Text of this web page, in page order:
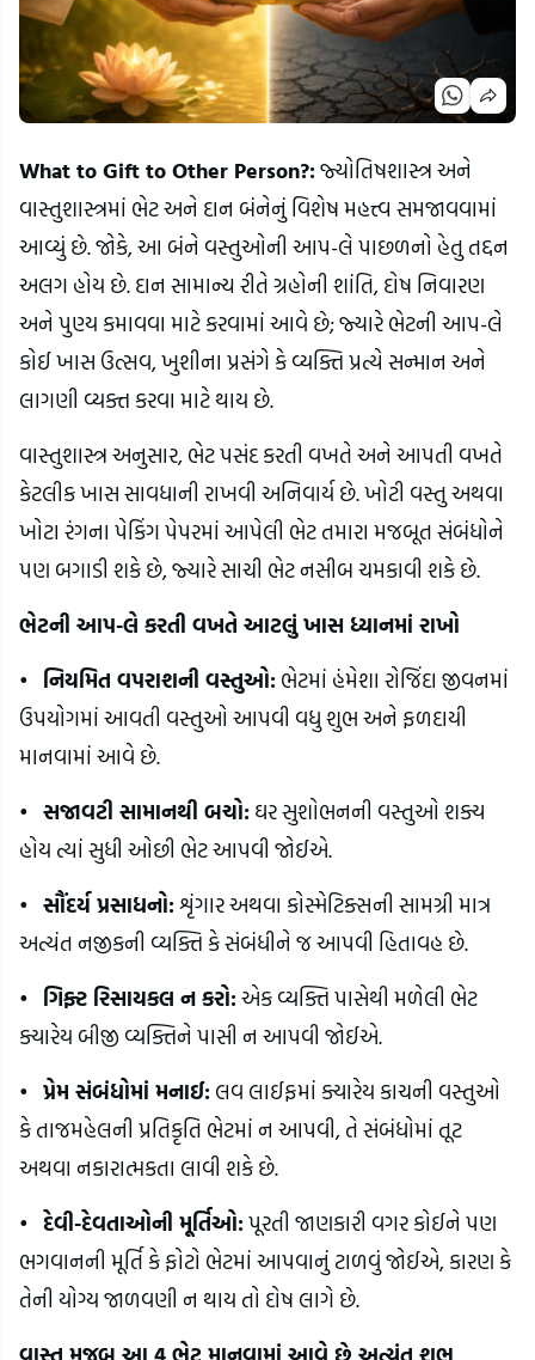
What to Gift to Other Person?:જ્યોતિષશાસ્ત્ર અને
વાસ્તુશાસ્ત્રમાં ભેટ અને દાન બંનેનું વિશેષ મહત્ત્વ સમજાવવામાં
આવ્યું છે. જોકે, આ બંને વસ્તુઓની આપ-લે પાછળનો હેતુ તદ્દન
અલગ હોય છે. દાન સામાન્ય રીતે ગ્રહોની શાંતિ, દોષ નિવારણ
અને પુણ્ય કમાવવા માટે કરવામાં આવે છે; જ્યારે ભેટની આપ-લે
કોઈ ખાસ ઉત્સવ, ખુશીના પ્રસંગે કે વ્યક્તિ પ્રત્યે સન્માન અને
લાગણી વ્યક્ત કરવા માટે થાય છે.
વાસ્તુશાસ્ત્ર અનુસાર, ભેટ પસંદ કરતી વખતે અને આપતી વખતે
કેટલીક ખાસ સાવધાની રાખવી અનિવાર્ય છે. ખોટી વસ્તુ અથવા
ખોટા રંગના પેકિંગ પેપરમાં આપેલી ભેટ તમારા મજબૂત સંબંધોને
પણ બગાડી શકે છે, જ્યારે સાચી ભેટ નસીબ ચમકાવી શકે છે.
ભેટની આપ-લે કરતી વખતે આટલું ખાસ ધ્યાનમાં રાખો
• નિયમિત વપરાશની વસ્તુઓ:ભેટમાં હંમેશા રોજિંદા જીવનમાં
ઉપયોગમાં આવતી વસ્તુઓ આપવી વધુ શુભ અને ફળદાયી
માનવામાં આવે છે.
• સજાવટી સામાનથી બચો:ઘર સુશોભનની વસ્તુઓ શક્ય
હોય ત્યાં સુધી ઓછી ભેટ આપવી જોઈએ.
• સૌંદર્ય પ્રસાધનો:શૃંગાર અથવા કોસ્મેટિક્સની સામગ્રી માત્ર
અત્યંત નજીકની વ્યક્તિ કે સંબંધીને જ આપવી હિતાવહ છે.
• ગિફ્ટ રિસાયકલ ન કરો:એક વ્યક્તિ પાસેથી મળેલી ભેટ
ક્યારેય બીજી વ્યક્તિને પાસી ન આપવી જોઈએ.
• પ્રેમ સંબંધોમાં મનાઈ:લવ લાઈફમાં ક્યારેય કાચની વસ્તુઓ
કે તાજમહેલની પ્રતિકૃતિ ભેટમાં ન આપવી, તે સંબંધોમાં તૂટ
અથવા નકારાત્મકતા લાવી શકે છે.
• દેવી-દેવતાઓની મૂર્તિઓ:પૂરતી જાણકારી વગર કોઈને પણ
ભગવાનની મૂર્તિ કે ફોટો ભેટમાં આપવાનું ટાળવું જોઈએ, કારણ કે
તેની યોગ્ય જાળવણી ન થાય તો દોષ લાગે છે.